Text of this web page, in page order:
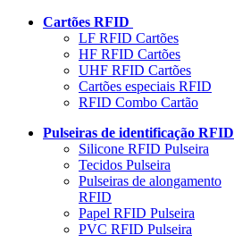
Cartões RFID
LF RFID Cartões
HF RFID Cartões
UHF RFID Cartões
Cartões especiais RFID
RFID Combo Cartão
Pulseiras de identificação RFID
Silicone RFID Pulseira
Tecidos Pulseira
Pulseiras de alongamento
RFID
Papel RFID Pulseira
PVC RFID Pulseira